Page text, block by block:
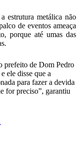
estrutura metálica não
de eventos ameaça
porque até umas das
prefeito de Dom Pedro
ele disse que a
para fazer a devida
for preciso”, garantiu